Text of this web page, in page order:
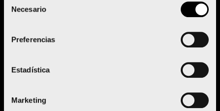
Necesario
Preferencias
Estadística
Marketing
‘El Maratón al Cole’ reúne a más de